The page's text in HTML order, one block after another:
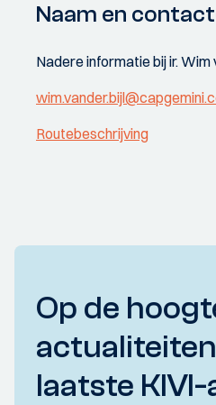
Naam en
Nadere informatie bij ir.
Routebeschrijving
Op de
laatste